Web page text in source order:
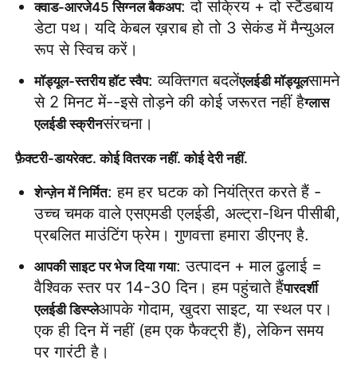
एसएमडी एलईडी स्क्रीन
आउटडोर एलईडी डिस्प्ले बोर्ड
क्वाड-आरजे45 सिग्नल बैकअप: दो सक्रिय + दो स्टैंडबाय
डेटा पथ। यदि केबल ख़राब हो तो 3 सेकंड में मैन्युअल
रूप से स्विच करें।
मॉड्यूल-स्तरीय हॉट स्वैप: व्यक्तिगत बदलेंएलईडी मॉड्यूलसामने
से 2 मिनट में--इसे तोड़ने की कोई जरूरत नहीं हैग्लास
एलईडी स्क्रीनसंरचना।
फ़ैक्टरी-डायरेक्ट. कोई वितरक नहीं. कोई देरी नहीं.
शेन्ज़ेन में निर्मित: हम हर घटक को नियंत्रित करते हैं -
उच्च चमक वाले एसएमडी एलईडी, अल्ट्रा-थिन पीसीबी,
प्रबलित माउंटिंग फ्रेम। गुणवत्ता हमारा डीएनए है.
आपकी साइट पर भेज दिया गया: उत्पादन + माल ढुलाई =
वैश्विक स्तर पर 14-30 दिन। हम पहुंचाते हैंपारदर्शी
एलईडी डिस्प्लेआपके गोदाम, खुदरा साइट, या स्थल पर।
एक ही दिन में नहीं (हम एक फैक्ट्री हैं), लेकिन समय
पर गारंटी है।